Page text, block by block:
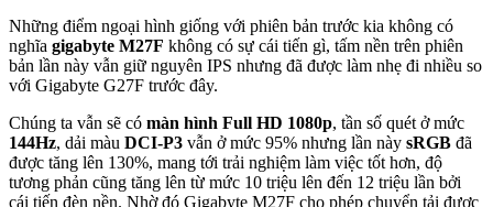
Những điểm ngoại hình giống với phiên bản trước kia không có
nghĩa gigabyte M27F không có sự cái tiến gì, tấm nền trên phiên
bản lần này vẫn giữ nguyên IPS nhưng đã được làm nhẹ đi nhiều so
với Gigabyte G27F trước đây.
Chúng ta vẫn sẽ có màn hình Full HD 1080p, tần số quét ở mức
144Hz, dải màu DCI-P3 vẫn ở mức 95% nhưng lần này sRGB đã
được tăng lên 130%, mang tới trải nghiệm làm việc tốt hơn, độ
tương phản cũng tăng lên từ mức 10 triệu lên đến 12 triệu lần bởi
cái tiến đèn nền. Nhờ đó Gigabyte M27F cho phép chuyển tải được